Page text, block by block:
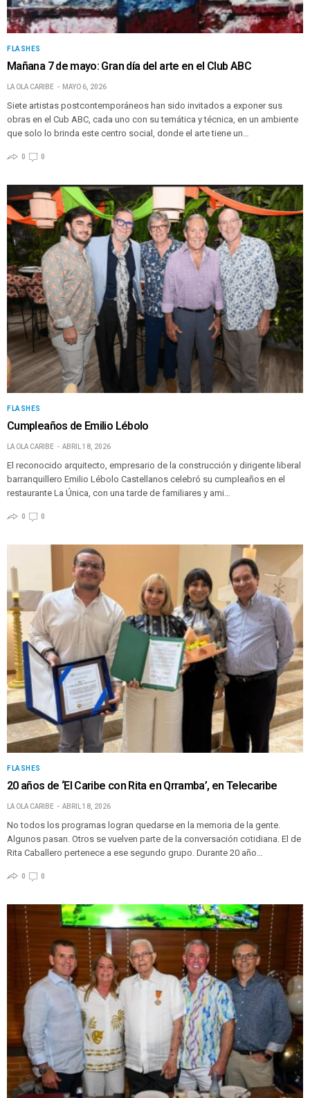
FLASHES
Mañana 7 de mayo: Gran día del arte en el Club ABC
LA OLA CARIBE MAYO 6, 2026
Siete artistas postcontemporáneos han sido invitados a exponer sus
obras en el Cub ABC, cada uno con su temática y técnica, en un ambiente
que solo lo brinda este centro social, donde el arte tiene un…
0 0
FLASHES
Cumpleaños de Emilio Lébolo
LA OLA CARIBE ABRIL 18, 2026
El reconocido arquitecto, empresario de la construcción y dirigente liberal
barranquillero Emilio Lébolo Castellanos celebró su cumpleaños en el
restaurante La Única, con una tarde de familiares y ami…
0 0
FLASHES
20 años de ‘El Caribe con Rita en Qrramba’, en Telecaribe
LA OLA CARIBE ABRIL 18, 2026
No todos los programas logran quedarse en la memoria de la gente.
Algunos pasan. Otros se vuelven parte de la conversación cotidiana. El de
Rita Caballero pertenece a ese segundo grupo. Durante 20 año…
0 0